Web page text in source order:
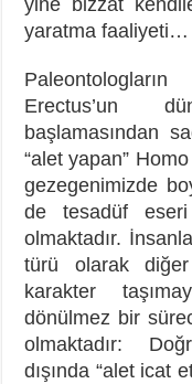
yaratma faaliyeti…
Erectus’un
başlamasından
“alet yapan”
gezegenimizde
de tesadüf eseri
olmaktadır.
türü olarak
karakter
dönülmez bir
olmaktadır:
dışında “alet icat